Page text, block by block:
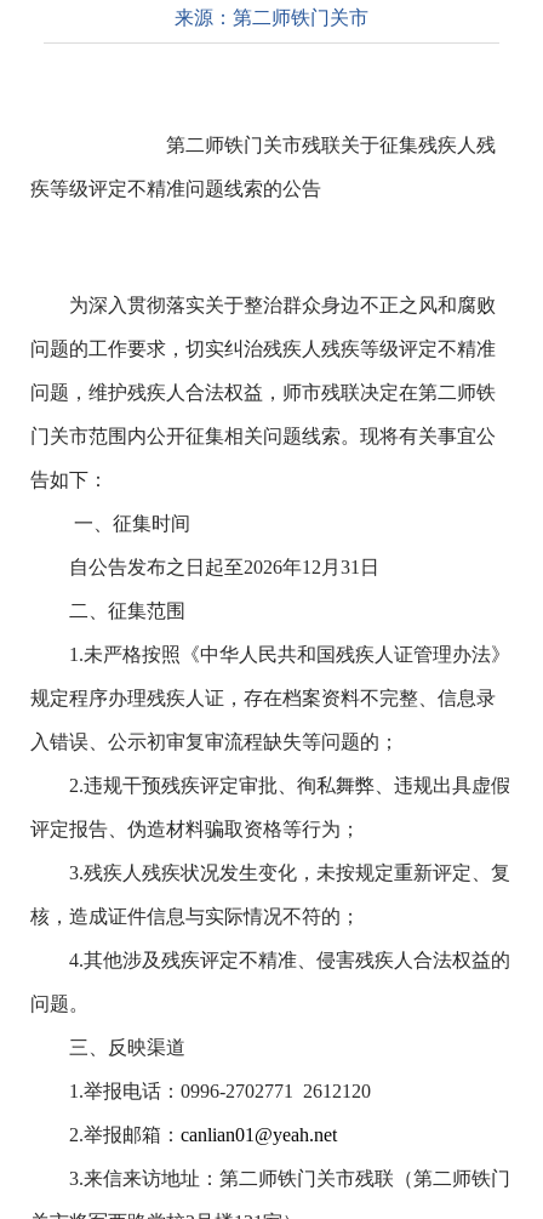
来源： 第二师铁门关市
第二师铁门关市残联关于征集残疾人残
疾等级评定不精准问题线索的公告
为深入贯彻落实关于整治群众身边不正之风和腐败
问题的工作要求，切实纠治残疾人残疾等级评定不精准
问题，维护残疾人合法权益，师市残联决定在第二师铁
门关市范围内公开征集相关问题线索。现将有关事宜公
告如下：
一、征集时间
自公告发布之日起至2026年12 月 31 日
二、征集范围
1.未严格按照《中华人民共和国残疾人证管理办法》
规定程序办理残疾人证，存在档案资料不完整、信息录
入错误、公示初审复审流程缺失等问题的；
2.违规干预残疾评定审批、徇私舞弊、违规出具虚假
评定报告、伪造材料骗取资格等行为；
3.残疾人残疾状况发生变化，未按规定重新评定、复
核，造成证件信息与实际情况不符的；
4.其他涉及残疾评定不精准、侵害残疾人合法权益的
问题。
三、反映渠道
1.举报电话： 0996-2702771 2612120
2.举报邮箱： canlian01@yeah.net
3.来信来访地址：第二师铁门关市残联（第二师铁门